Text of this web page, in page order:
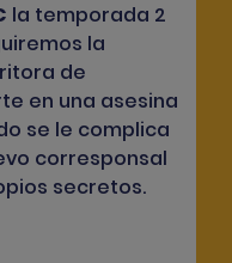
la temporada 2
la
de
en una asesina
se le complica
corresponsal
secretos.